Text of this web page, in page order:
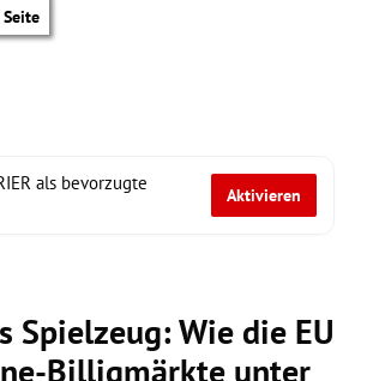
als bevorzugte
Aktivieren
Spielzeug: Wie die EU
Billigmärkte unter